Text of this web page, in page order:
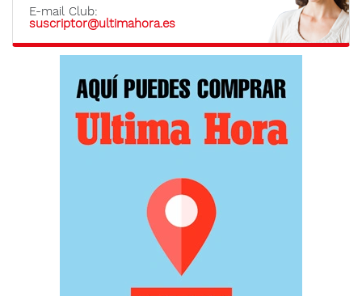
E-mail Club:
suscriptor@ultimahora.es